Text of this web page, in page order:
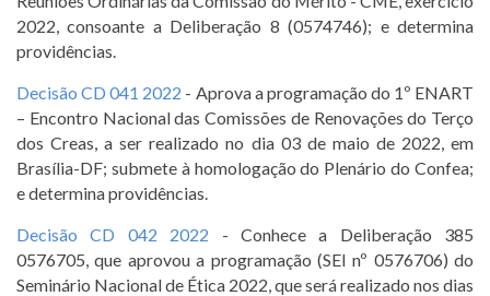
2022, consoante a Deliberação 8 (0574746); e determina
providências.
Decisão CD 041 2022 - Aprova a programação do 1º ENART
– Encontro Nacional das Comissões de Renovações do Terço
dos Creas, a ser realizado no dia 03 de maio de 2022, em
Brasília-DF; submete à homologação do Plenário do Confea;
e determina providências.
Decisão CD 042 2022 - Conhece a Deliberação 385
0576705, que aprovou a programação (SEI nº 0576706) do
Seminário Nacional de Ética 2022, que será realizado nos dias